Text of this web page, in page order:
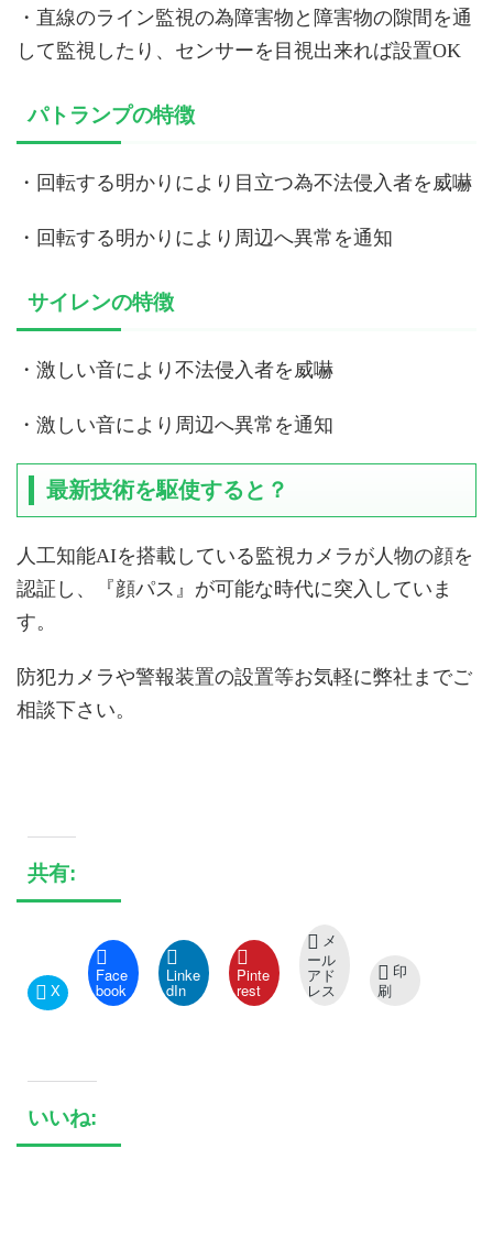
・直線のライン監視の為障害物と障害物の隙間を通
して監視したり、センサーを目視出来れば設置OK
パトランプの特徴
・回転する明かりにより目立つ為不法侵入者を威嚇
・回転する明かりにより周辺へ異常を通知
サイレンの特徴
・激しい音により不法侵入者を威嚇
・激しい音により周辺へ異常を通知
最新技術を駆使すると？
人工知能AIを搭載している監視カメラが人物の顔を
認証し、『顔パス』が可能な時代に突入していま
す。
防犯カメラや警報装置の設置等お気軽に弊社までご
相談下さい。
共有:
X
Face
book
Linke
dIn
Pinte
rest
メ
ール
アド
レス
印
刷
いいね: